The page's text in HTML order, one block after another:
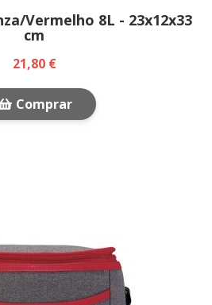
Vermelho 8L - 23x12x33
cm
21,80 €
Comprar